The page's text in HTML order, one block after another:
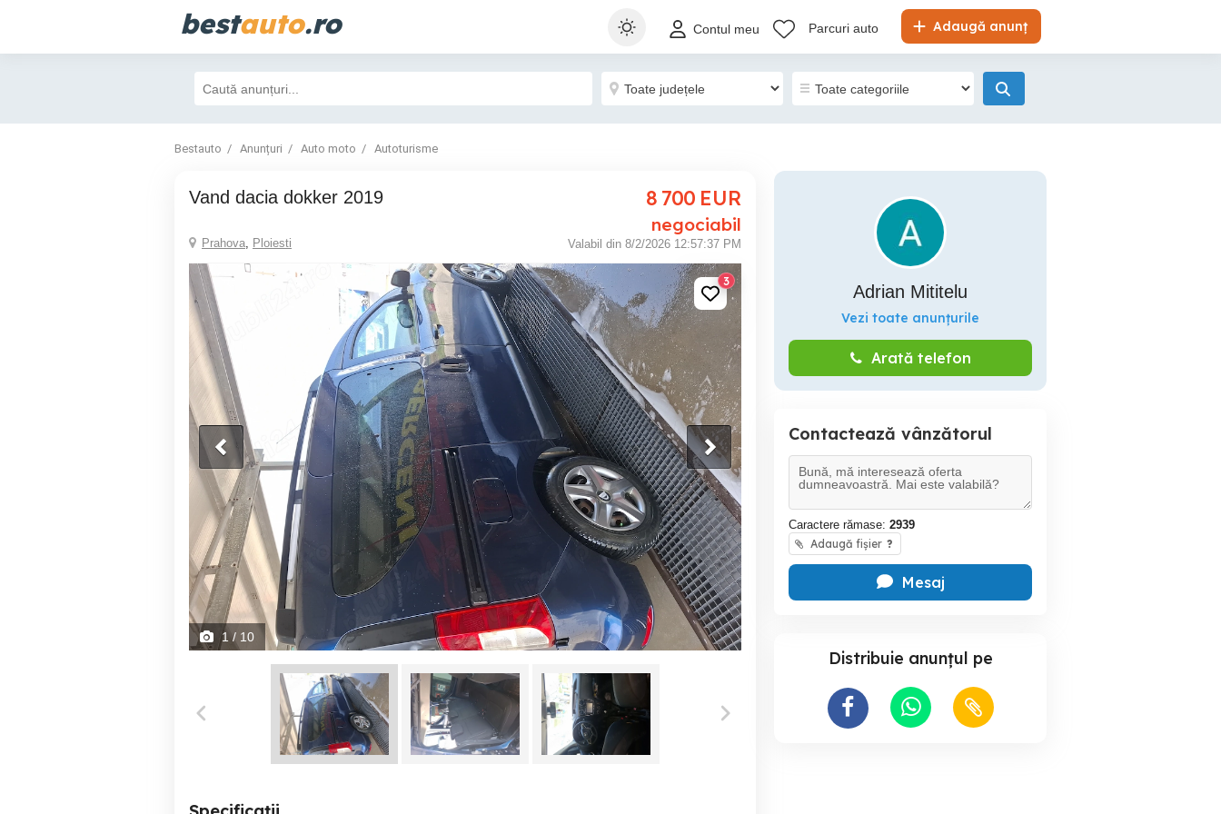
bestauto.ro Adaugă anunț
Contul meu Parcuri auto
Bestauto Anunțuri Auto moto Autoturisme
Vand dacia dokker 2019 8 700 EUR
negociabil
Prahova, Ploiesti Valabil din 8/2/2026 12:57:37 PM
3
1 / 10
Adrian Mititelu
Vezi toate anunțurile
Arată telefon
Contactează vânzătorul
Caractere rămase: 2939
Adaugă fișier ?
Mesaj
Distribuie anunțul pe